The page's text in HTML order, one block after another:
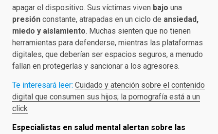
apagar el dispositivo. Sus víctimas viven bajo una
presión constante, atrapadas en un ciclo de ansiedad,
miedo y aislamiento. Muchas sienten que no tienen
herramientas para defenderse, mientras las plataformas
digitales, que deberían ser espacios seguros, a menudo
fallan en protegerlas y sancionar a los agresores.
Te interesará leer: Cuidado y atención sobre el contenido
digital que consumen sus hijos; la pornografía está a un
click
Especialistas en salud mental alertan sobre las